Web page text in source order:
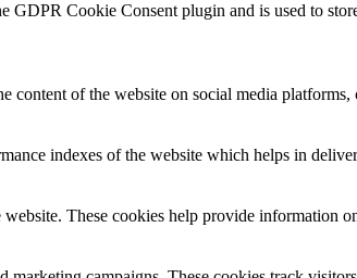
GDPR Cookie Consent plugin and is used to
of the website on social media
indexes of the website which helps in
These cookies help provide information